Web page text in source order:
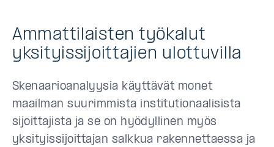
Ammattilaisten työkalut
yksityissijoittajien ulottuvilla
Skenaarioanalyysia käyttävät monet
maailman suurimmista institutionaalisista
sijoittajista ja se on hyödyllinen myös
yksityissijoittajan salkkua rakennettaessa ja